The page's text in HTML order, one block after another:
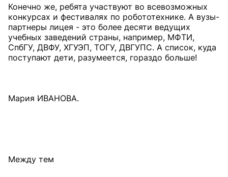
Конечно же, ребята участвуют во всевозможных
конкурсах и фестивалях по робототехнике. А вузы-
партнеры лицея - это более десяти ведущих
учебных заведений страны, например, МФТИ,
СпбГУ, ДВФУ, ХГУЭП, ТОГУ, ДВГУПС. А список, куда
поступают дети, разумеется, гораздо больше!
Мария ИВАНОВА.
Между тем